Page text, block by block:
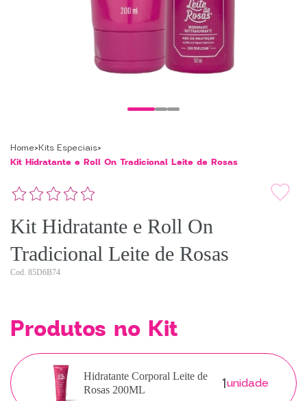
Home Kits Especiais
Kit Hidratante e Roll On Tradicional Leite de Rosas
Kit Hidratante e Roll On
Tradicional Leite de Rosas
85D6B74
Produtos no Kit
Hidratante Corporal Leite de
Rosas 200ML
1unidade